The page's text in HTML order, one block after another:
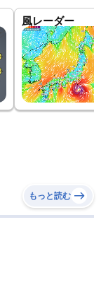
風レーダー
もっと読む